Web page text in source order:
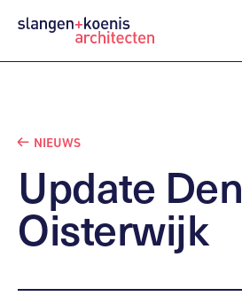
NIEUWS
Update Den
Oisterwijk